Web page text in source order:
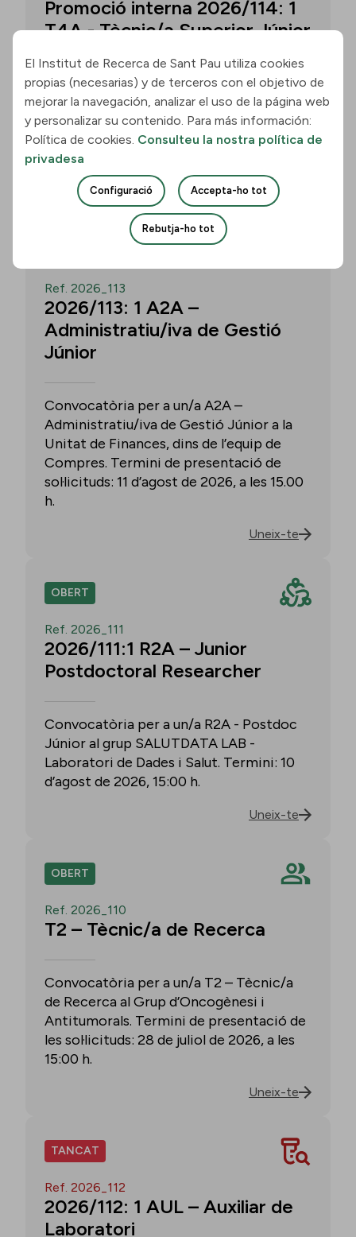
Promoció interna 2026/114: 1
T4A - Tècnic/a Superior Júnior
Convocatòria per a un/a T4A - Tècnic/a
Superior Júnior al grup Neurobiologia de
les Demències - Multilingual Aphasia &
Dementia Research Lab. Termini: 11
d’agost de 2026, 15.00 h.
Uneix-te
Ref. 2026_113
2026/113: 1 A2A –
Administratiu/iva de Gestió
Júnior
Convocatòria per a un/a A2A –
Administratiu/iva de Gestió Júnior a la
Unitat de Finances, dins de l’equip de
Compres. Termini de presentació de
sol·licituds: 11 d’agost de 2026, a les 15.00
h.
Uneix-te
OBERT
Ref. 2026_111
2026/111:1 R2A – Junior
Postdoctoral Researcher
Convocatòria per a un/a R2A - Postdoc
Júnior al grup SALUTDATA LAB -
Laboratori de Dades i Salut. Termini: 10
d’agost de 2026, 15:00 h.
Uneix-te
OBERT
Ref. 2026_110
T2 – Tècnic/a de Recerca
Convocatòria per a un/a T2 – Tècnic/a
de Recerca al Grup d’Oncogènesi i
Antitumorals. Termini de presentació de
les sol·licituds: 28 de juliol de 2026, a les
15:00 h.
Uneix-te
TANCAT
Ref. 2026_112
2026/112: 1 AUL – Auxiliar de
Laboratori
El Institut de Recerca de Sant Pau utiliza cookies
propias (necesarias) y de terceros con el objetivo de
mejorar la navegación, analizar el uso de la página web
y personalizar su contenido. Para más información:
Política de cookies. Consulteu la nostra política de
privadesa
Configuració Accepta-ho tot
Rebutja-ho tot